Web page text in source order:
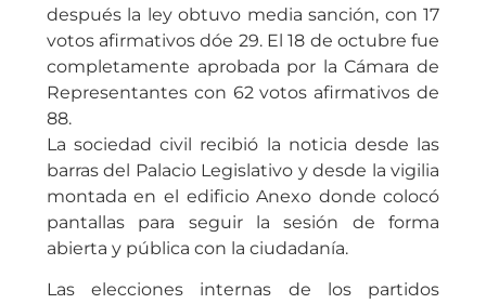
después la ley obtuvo media sanción, con 17
votos afirmativos dóe 29. El 18 de octubre fue
completamente aprobada por la Cámara de
Representantes con 62 votos afirmativos de
88.
La sociedad civil recibió la noticia desde las
barras del Palacio Legislativo y desde la vigilia
montada en el edificio Anexo donde colocó
pantallas para seguir la sesión de forma
abierta y pública con la ciudadanía.
Las elecciones internas de los partidos